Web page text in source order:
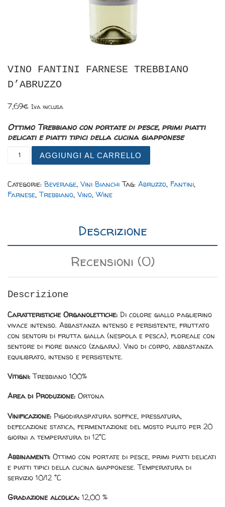
VINO FANTINI FARNESE TREBBIANO
D’ABRUZZO
7,69€ Iva inclusa
Ottimo Trebbiano con portate di pesce, primi piatti
delicati e piatti tipici della cucina giapponese
AGGIUNGI AL CARRELLO
Categorie: Beverage, Vini Bianchi Tag: Abruzzo, Fantini,
Farnese,Trebbiano, Vino,Wine
Descrizione
Recensioni (0)
Descrizione
Caratteristiche Organolettiche: Di colore giallo paglierino
vivace intenso. Abbastanza intenso e persistente, fruttato
con sentori di frutta gialla (nespola e pesca), floreale con
sentore di fiore bianco (zagara). Vino di corpo, abbastanza
equilibrato, intenso e persistente.
Vitigni: Trebbiano 100%
Area di Produzione: Ortona
Vinificazione: Pigiodiraspatura soffice, pressatura,
defecazione statica, fermentazione del mosto pulito per 20
giorni a temperatura di 12°C
Abbinamenti: Ottimo con portate di pesce, primi piatti delicati
e piatti tipici della cucina giapponese. Temperatura di
servizio 10/12 °C
Gradazione alcolica: 12,00 %